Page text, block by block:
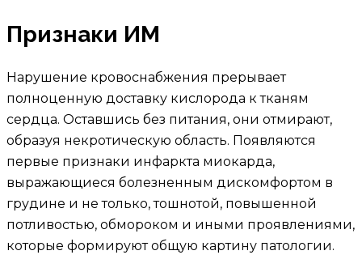
Признаки ИМ
Нарушение кровоснабжения прерывает
полноценную доставку кислорода к тканям
сердца. Оставшись без питания, они отмирают,
образуя некротическую область. Появляются
первые признаки инфаркта миокарда,
выражающиеся болезненным дискомфортом в
грудине и не только, тошнотой, повышенной
потливостью, обмороком и иными проявлениями,
которые формируют общую картину патологии.